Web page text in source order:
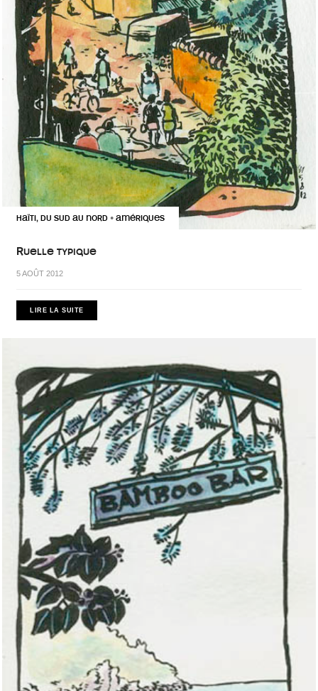
HAÏTI, DU SUD AU NORD • AMÉRIQUES
Ruelle typique
5 AOÛT 2012
LIRE LA SUITE